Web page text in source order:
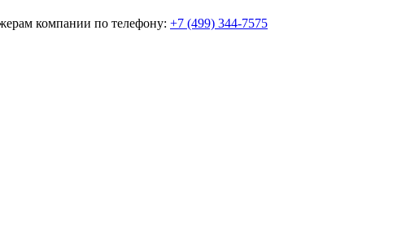
компании по телефону: +7 (499) 344-7575